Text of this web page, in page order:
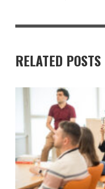
RELATED POSTS